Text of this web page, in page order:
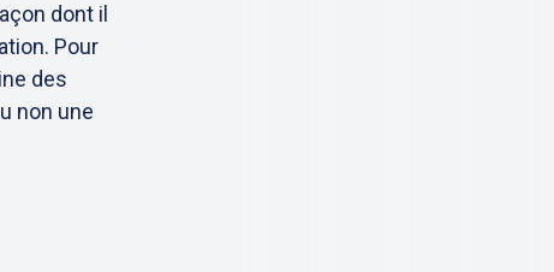
dont il
Pour
des
non une